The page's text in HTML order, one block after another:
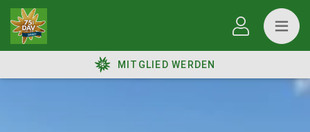
MITGLIED WERDEN